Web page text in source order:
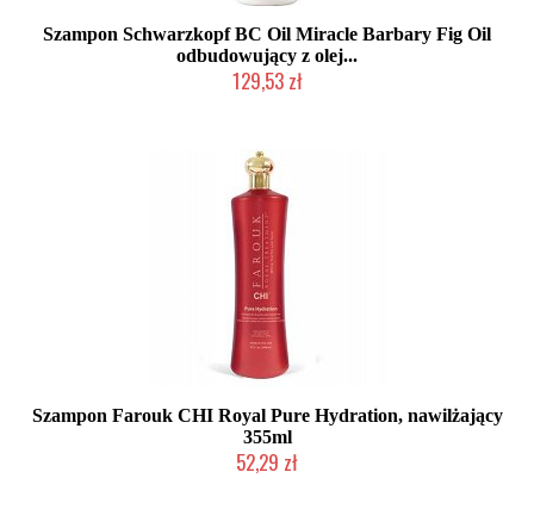
Szampon Schwarzkopf BC Oil Miracle Barbary Fig Oil
odbudowujący z olej...
129,53 zł
Szampon Farouk CHI Royal Pure Hydration, nawilżający
355ml
52,29 zł